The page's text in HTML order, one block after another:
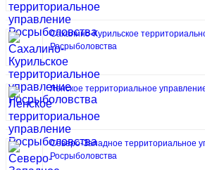
Сахалино-Курильское
Росрыболовства
Ленское территориальное
Северо-Западное территориальное
Росрыболовства